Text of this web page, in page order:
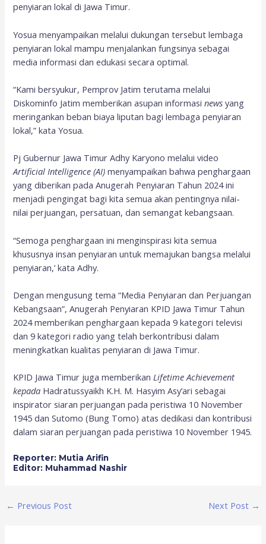
penyiaran lokal di Jawa Timur.
Yosua menyampaikan melalui dukungan tersebut lembaga
penyiaran lokal mampu menjalankan fungsinya sebagai
media informasi dan edukasi secara optimal.
“Kami bersyukur, Pemprov Jatim terutama melalui
Diskominfo Jatim memberikan asupan informasinews yang
meringankan beban biaya liputan bagi lembaga penyiaran
lokal,” kata Yosua.
Pj Gubernur Jawa Timur Adhy Karyono melalui video
Artificial Intelligence (AI) menyampaikan bahwa penghargaan
yang diberikan pada Anugerah Penyiaran Tahun 2024 ini
menjadi pengingat bagi kita semua akan pentingnya nilai-
nilai perjuangan, persatuan, dan semangat kebangsaan.
“Semoga penghargaan ini menginspirasi kita semua
khususnya insan penyiaran untuk memajukan bangsa melalui
penyiaran,’ kata Adhy.
Dengan mengusung tema “Media Penyiaran dan Perjuangan
Kebangsaan”, Anugerah Penyiaran KPID Jawa Timur Tahun
2024 memberikan penghargaan kepada 9 kategori televisi
dan 9 kategori radio yang telah berkontribusi dalam
meningkatkan kualitas penyiaran di Jawa Timur.
KPID Jawa Timur juga memberikanLifetime Achievement
kepada Hadratussyaikh K.H. M. Hasyim Asy’ari sebagai
inspirator siaran perjuangan pada peristiwa 10 November
1945 dan Sutomo (Bung Tomo) atas dedikasi dan kontribusi
dalam siaran perjuangan pada peristiwa 10 November 1945.
Reporter: Mutia Arifin
Editor: Muhammad Nashir
← Previous Post Next Post →